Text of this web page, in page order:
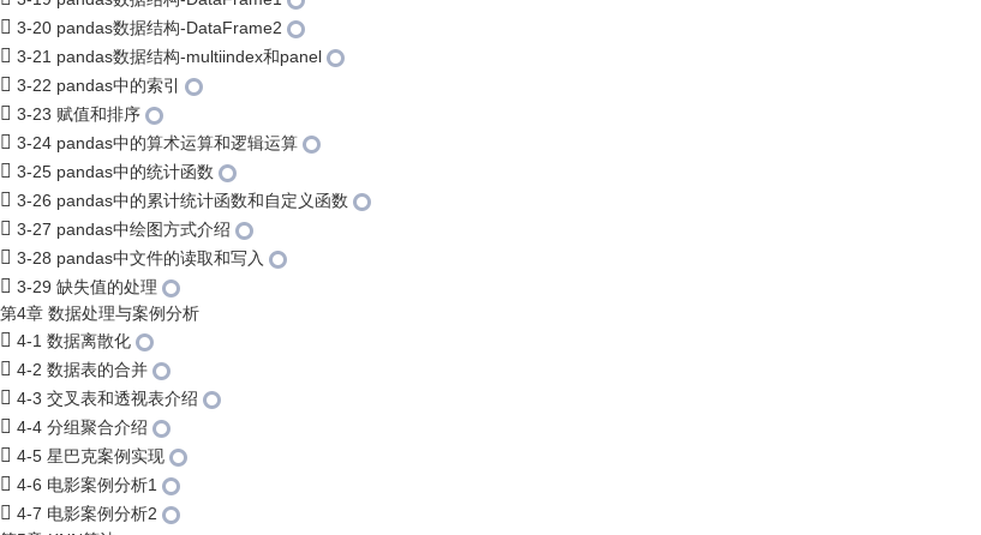
3-20 pandas数据结构-DataFrame2
3-21 pandas数据结构-multiindex和panel
3-22 pandas中的索引
3-23 赋值和排序
3-24 pandas中的算术运算和逻辑运算
3-25 pandas中的统计函数
3-26 pandas中的累计统计函数和自定义函数
3-27 pandas中绘图方式介绍
3-28 pandas中文件的读取和写入
3-29 缺失值的处理
第4章 数据处理与案例分析
4-1 数据离散化
4-2 数据表的合并
4-3 交叉表和透视表介绍
4-4 分组聚合介绍
4-5 星巴克案例实现
4-6 电影案例分析1
4-7 电影案例分析2